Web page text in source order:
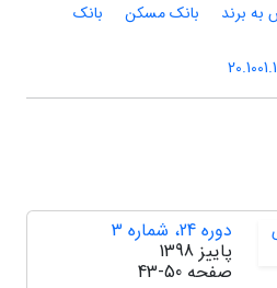
به برند بانک مسکن
بانک
دوره 24، شماره 3
پاییز 1398
صفحه 43-50